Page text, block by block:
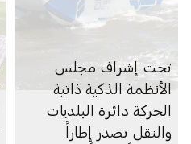
تحت إشراف مجلس
الأنظمة الذكية ذاتية
الحركة دائرة البلديات
والنقل تصدر إطاراً